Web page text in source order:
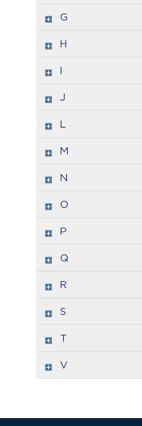
G
H
I
J
L
M
N
O
P
Q
R
S
T
V